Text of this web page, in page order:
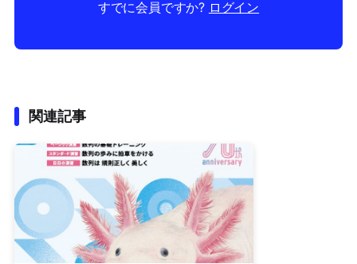
すでに会員ですか? ログイン
関連記事